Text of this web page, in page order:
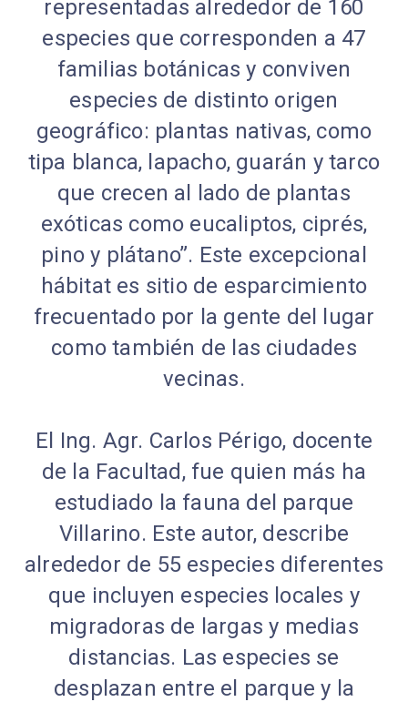
representadas alrededor de 160
especies que corresponden a 47
familias botánicas y conviven
especies de distinto origen
geográfico: plantas nativas, como
tipa blanca, lapacho, guarán y tarco
que crecen al lado de plantas
exóticas como eucaliptos, ciprés,
pino y plátano”. Este excepcional
hábitat es sitio de esparcimiento
frecuentado por la gente del lugar
como también de las ciudades
vecinas.
El Ing. Agr. Carlos Périgo, docente
de la Facultad, fue quien más ha
estudiado la fauna del parque
Villarino. Este autor, describe
alrededor de 55 especies diferentes
que incluyen especies locales y
migradoras de largas y medias
distancias. Las especies se
desplazan entre el parque y la